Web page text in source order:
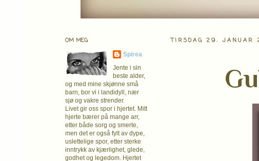
TIRSDAG 29. JANUAR
OM MEG
Spirea
Jente i sin
beste alder,
og med mine skjønne små
barn, bor vi i landidyll, nær
sjø og vakre strender.
Livet gir oss spor i hjertet. Mitt
hjerte bærer på mange arr,
etter både sorg og smerte,
men det er også fylt av dype,
uslettelige spor, etter sterke
inntrykk av kjærlighet, glede,
godhet og legedom. Hjertet